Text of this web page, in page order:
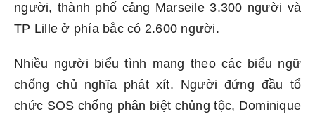
người, thành phố cảng Marseile 3.300 người và
TP Lille ở phía bắc có 2.600 người.
Nhiều người biểu tình mang theo các biểu ngữ
chống chủ nghĩa phát xít. Người đứng đầu tổ
chức SOS chống phân biệt chủng tộc, Dominique